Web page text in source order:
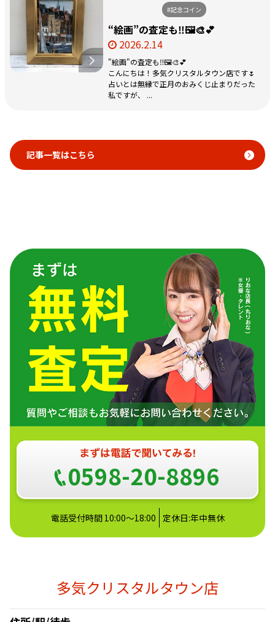
#記念コイン
“絵画”の査定も‼️🖼️🎨💕
2026.2.14
"絵画"の査定も‼️🖼️🎨💕
こんにちは！多気クリスタルタウン店です🌷
占いとは無縁で正月のおみくじ止まりだった
私ですが、 ...
記事一覧はこちら
0598-20-8896
電話受付時間 10:00～18:00 定休日:年中無休
多気クリスタルタウン店